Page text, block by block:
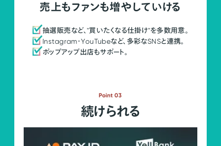
売上もファンも増やしていける
抽選販売など、"買いたくなる仕掛け"を多数用意。
Instagram・YouTubeなど、多彩なSNSと連携。
ポップアップ出店もサポート。
Point 03
続けられる